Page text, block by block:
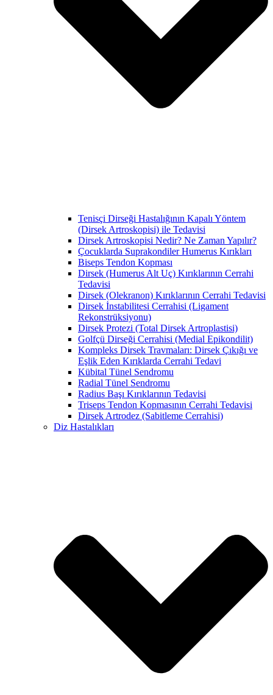
Tenisçi Dirseği Hastalığının Kapalı Yöntem
(Dirsek Artroskopisi) ile Tedavisi
Dirsek Artroskopisi Nedir? Ne Zaman Yapılır?
Çocuklarda Suprakondiler Humerus Kırıkları
Biseps Tendon Kopması
Dirsek (Humerus Alt Uç) Kırıklarının Cerrahi
Tedavisi
Dirsek (Olekranon) Kırıklarının Cerrahi Tedavisi
Dirsek İnstabilitesi Cerrahisi (Ligament
Rekonstrüksiyonu)
Dirsek Protezi (Total Dirsek Artroplastisi)
Golfçü Dirseği Cerrahisi (Medial Epikondilit)
Kompleks Dirsek Travmaları: Dirsek Çıkığı ve
Eşlik Eden Kırıklarda Cerrahi Tedavi
Kübital Tünel Sendromu
Radial Tünel Sendromu
Radius Başı Kırıklarının Tedavisi
Triseps Tendon Kopmasının Cerrahi Tedavisi
Dirsek Artrodez (Sabitleme Cerrahisi)
Diz Hastalıkları